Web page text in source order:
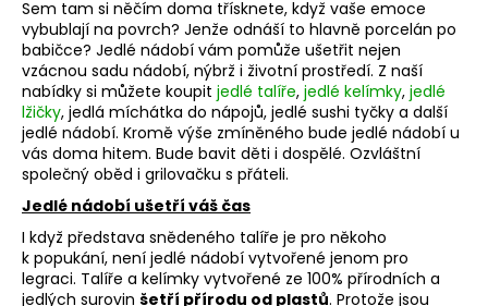
Sem tam si něčím doma třísknete, když vaše emoce
vybublají na povrch? Jenže odnáší to hlavně porcelán po
babičce? Jedlé nádobí vám pomůže ušetřit nejen
vzácnou sadu nádobí, nýbrž i životní prostředí. Z naší
nabídky si můžete koupit jedlé talíře, jedlé kelímky, jedlé
lžičky, jedlá míchátka do nápojů, jedlé sushi tyčky a další
jedlé nádobí. Kromě výše zmíněného bude jedlé nádobí u
vás doma hitem. Bude bavit děti i dospělé. Ozvláštní
společný oběd i grilovačku s přáteli.
Jedlé nádobí ušetří váš čas
I když představa snědeného talíře je pro někoho
k popukání, není jedlé nádobí vytvořené jenom pro
legraci. Talíře a kelímky vytvořené ze 100% přírodních a
jedlých surovin šetří přírodu od plastů. Protože jsou
t
e
n
a
j
í
t
?